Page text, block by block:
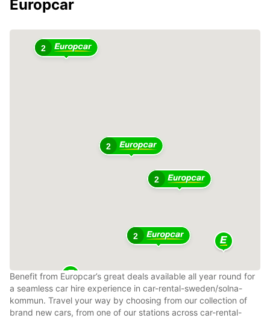
Europcar
2
2
2
2
Benefit from Europcar’s great deals available all year round for
a seamless car hire experience in car-rental-sweden/solna-
kommun. Travel your way by choosing from our collection of
brand new cars, from one of our stations across car-rental-